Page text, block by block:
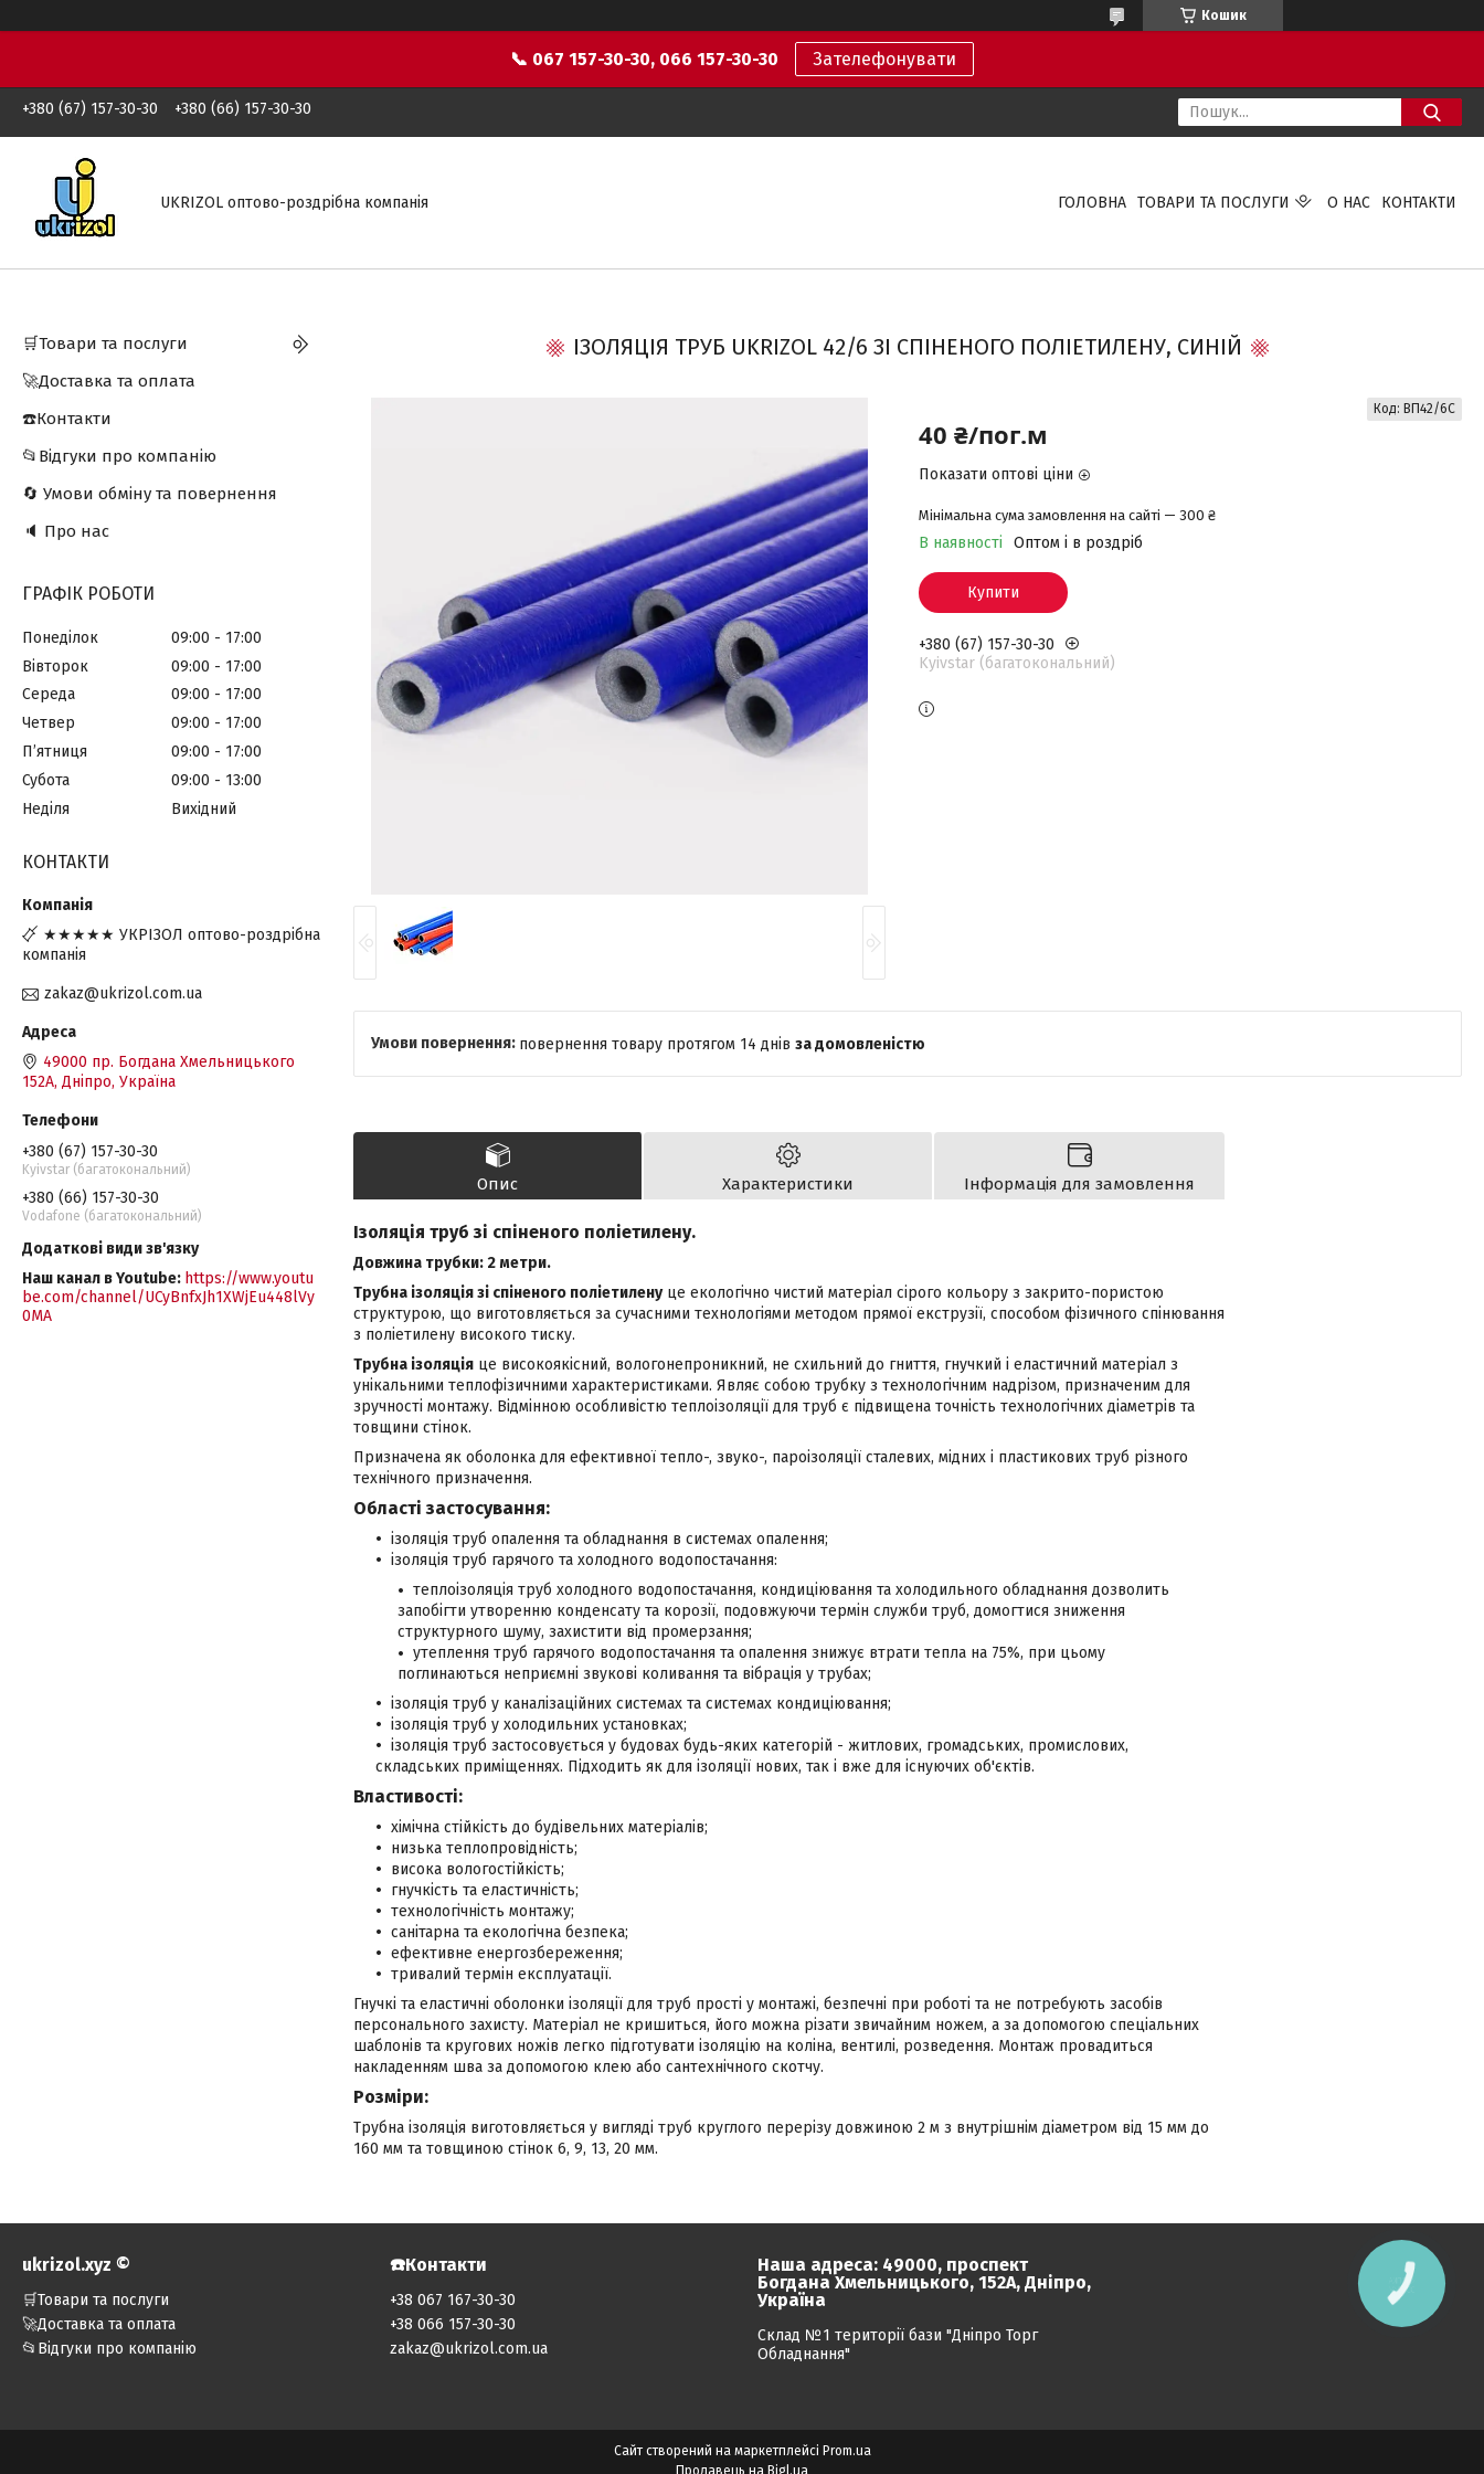
Кошик
📞 067 157-30-30, 066 157-30-30 Зателефонувати
+380 (67) 157-30-30 +380 (66) 157-30-30
UKRIZOL оптово-роздрібна компанія ГОЛОВНА ТОВАРИ ТА ПОСЛУГИ О НАС КОНТАКТИ
ІЗОЛЯЦІЯ ТРУБ UKRIZOL 42/6 ЗІ СПІНЕНОГО ПОЛІЕТИЛЕНУ, СИНІЙ
40 ₴/пог.м
Показати оптові ціни
Мінімальна сума замовлення на сайті — 300 ₴
В наявності Оптом і в роздріб
Код: ВП42/6С
Купити
+380 (67) 157-30-30
Kyivstar (багатокональний)
повернення товару протягом 14 днів за домовленістю
Опис Характеристики Інформація для замовлення
Ізоляція труб зі спіненого поліетилену.
Довжина трубки: 2 метри.
Трубна ізоляція зі спіненого поліетиленуце екологічно чистий матеріал сірого кольору з закрито-пористою
структурою, що виготовляється за сучасними технологіями методом прямої екструзії, способом фізичного спінювання
з поліетилену високого тиску.
Трубна ізоляція це високоякісний, вологонепроникний, не схильний до гниття, гнучкий і еластичний матеріал з
унікальними теплофізичними характеристиками. Являє собою трубку з технологічним надрізом, призначеним для
зручності монтажу. Відмінною особливістю теплоізоляції для труб є підвищена точність технологічних діаметрів та
товщини стінок.
Призначена як оболонка для ефективної тепло-, звуко-, пароізоляції сталевих, мідних і пластикових труб різного
технічного призначення.
Області застосування:
ізоляція труб опалення та обладнання в системах опалення;
ізоляція труб гарячого та холодного водопостачання:
теплоізоляція труб холодного водопостачання, кондиціювання та холодильного обладнання дозволить
запобігти утворенню конденсату та корозії, подовжуючи термін служби труб, домогтися зниження
структурного шуму, захистити від промерзання;
утеплення труб гарячого водопостачання та опалення знижує втрати тепла на 75%, при цьому
поглинаються неприємні звукові коливання та вібрація у трубах;
ізоляція труб у каналізаційних системах та системах кондиціювання;
ізоляція труб у холодильних установках;
ізоляція труб застосовується у будовах будь-яких категорій - житлових, громадських, промислових,
складських приміщеннях. Підходить як для ізоляції нових, так і вже для існуючих об'єктів.
Властивості:
хімічна стійкість до будівельних матеріалів;
низька теплопровідність;
висока вологостійкість;
гнучкість та еластичність;
технологічність монтажу;
санітарна та екологічна безпека;
ефективне енергозбереження;
тривалий термін експлуатації.
Гнучкі та еластичні оболонки ізоляції для труб прості у монтажі, безпечні при роботі та не потребують засобів
персонального захисту. Матеріал не кришиться, його можна різати звичайним ножем, а за допомогою спеціальних
шаблонів та кругових ножів легко підготувати ізоляцію на коліна, вентилі, розведення. Монтаж провадиться
накладенням шва за допомогою клею або сантехнічного скотчу.
Розміри:
Трубна ізоляція виготовляється у вигляді труб круглого перерізу довжиною 2 м з внутрішнім діаметром від 15 мм до
160 мм та товщиною стінок 6, 9, 13, 20 мм.
🛒Товари та послуги
🚀Доставка та оплата
☎️Контакти
📂Відгуки про компанію
🔄 Умови обміну та повернення
🔈 Про нас
ГРАФІК РОБОТИ
Понеділок 09:00
17:00
Вівторок
09:00
17:00
Середа
09:00
17:00
Четвер
09:00
17:00
Пʼятниця
09:00
17:00
Субота
09:00
13:00
Неділя
Вихідний
КОНТАКТИ
★★★★★ УКРІЗОЛ оптово-роздрібна
компанія
zakaz@ukrizol.com.ua
49000 пр. Богдана Хмельницького
152А, Дніпро, Україна
+380 (67) 157-30-30
Kyivstar (багатокональний)
+380 (66) 157-30-30
Vodafone (багатокональний)
Наш канал в Youtube https://www.youtu
be.com/channel/UCyBnfxJh1XWjEu448lVy
0MA
ukrizol.xyz ©️
🛒Товари та послуги
🚀Доставка та оплата
📂Відгуки про компанію
☎️Контакти
+38 067 167-30-30
+38 066 157-30-30
zakaz@ukrizol.com.ua
Наша адреса: 49000, проспект
Богдана Хмельницького, 152А, Дніпро,
Україна
Склад №1 території бази "Дніпро Торг
Обладнання"
Сайт створений на маркетплейсі Prom.ua
Продавець на Bigl.ua
КНОПКА
ЗВ'ЯЗКУ